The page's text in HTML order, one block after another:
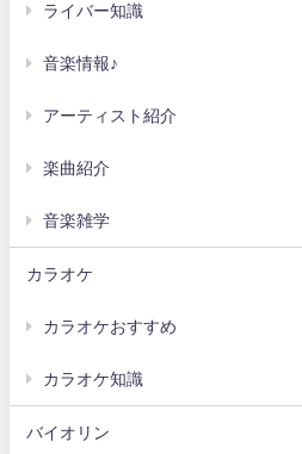
ライバー知識
音楽情報♪
アーティスト紹介
楽曲紹介
音楽雑学
カラオケ
カラオケおすすめ
カラオケ知識
バイオリン